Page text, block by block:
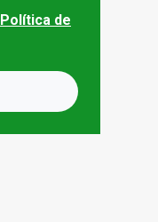
Política de